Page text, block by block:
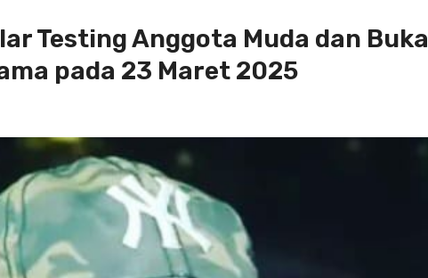
Testing Anggota Muda dan Buka
pada 23 Maret 2025